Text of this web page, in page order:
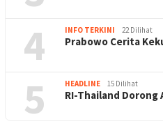
4 INFO TERKINI 22 Dilihat
Prabowo Cerita
5 HEADLINE 15 Dilihat
RI-Thailand Dorong